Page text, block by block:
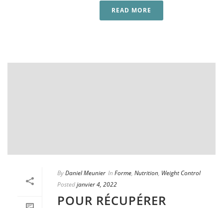
READ MORE
ByDaniel Meunier In Forme, Nutrition, Weight Control
Postedjanvier 4, 2022
POUR RÉCUPÉRER